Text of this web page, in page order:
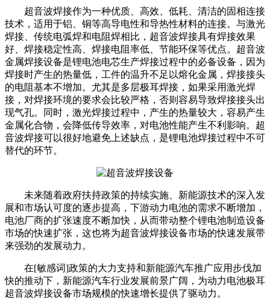
超音波焊接作为一种优质、高效、低耗、清洁的固相连接
技术，适用于铝、铜等高导电性和导热性材料的连接。与激光
焊接、传统电弧焊和电阻焊相比，超音波焊接具有焊接效果
好、焊接稳定性高、焊接电阻率低、节能环保等优点。超音波
金属焊接设备是锂电池电芯生产焊接过程中的必备设备，因为
焊接时产生的热量低，工件的温升不足以熔化金属，焊接接头
的电阻基本不增加。尤其是多层极耳焊接，如果采用激光焊
接，对焊接环境的要求会比较严格，否则容易导致焊接接头出
现气孔。同时，激光焊接过程中，产生的热量较大，容易产生
金属化合物，会降低传导效率，对电池性能产生不利影响。超
音波焊接可以很好地避免上述缺点，是锂电池焊接过程中不可
替代的环节。
未来随着政府扶持政策的持续实施、新能源技术的深入发
展和市场认可度的逐步提高，下游动力电池的需求不断增加，
电池厂商的扩张速度不断加快，从而带动整个锂电池制造设备
市场的快速扩张，这也将为超音波焊接设备市场的快速发展带
来强劲的发展动力。
在[敏感词]政策的大力支持和新能源汽车推广应用步伐加
快的推动下，新能源汽车行业发展前景广阔，为动力电池极耳
超音波焊接设备市场规模的快速增长提供了驱动力。